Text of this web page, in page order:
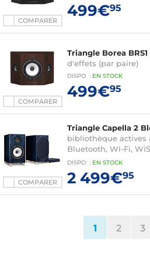
COMPARER
499€95
COMPARER
Triangle Borea
d'effets (par paire)
DISPO : EN STOCK
499€95
COMPARER
Triangle Capella 2
bibliothèque actives
Bluetooth, Wi-Fi,
ARC / Optique /
DISPO : EN STOCK
2 499€95
1(current)
2 3